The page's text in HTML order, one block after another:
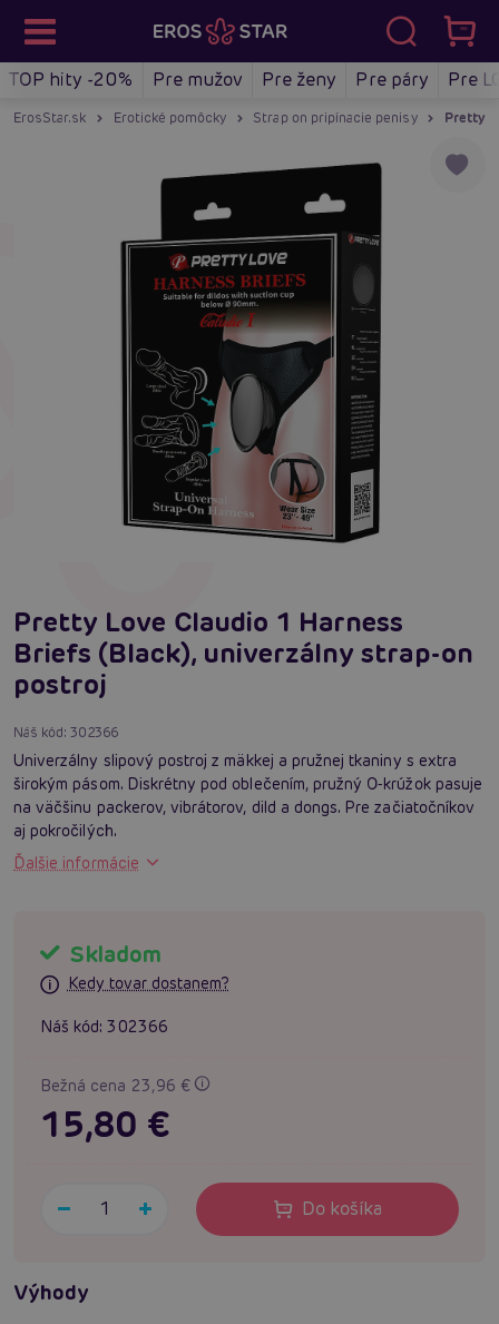
TOP hity -20% Pre mužov Pre ženy Pre páry Pre
ErosStar.sk Erotické pomôcky Strap on pripínacie penisy Pretty
Pretty Love Claudio 1 Harness
Briefs (Black), univerzálny strap-on
postroj
Náš kód:302366
Univerzálny slipový postroj z mäkkej a pružnej tkaniny s extra
širokým pásom. Diskrétny pod oblečením, pružný O‑krúžok pasuje
na väčšinu packerov, vibrátorov, dild a dongs. Pre začiatočníkov
aj pokročilých.
Ďalšie informácie
Skladom
Kedy tovar dostanem?
Náš kód: 302366
Bežná cena 23,96 €
15,80 €
Do košíka
Výhody